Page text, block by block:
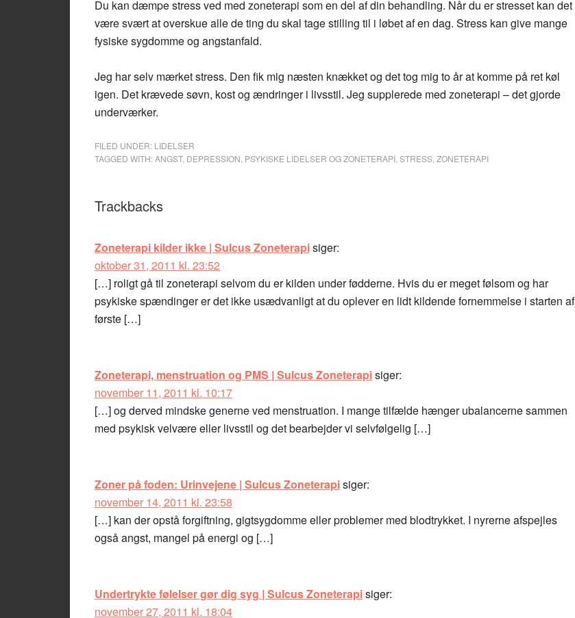
Du kan dæmpe stress ved med zoneterapi som en del af din behandling. Når du er stresset kan det
være svært at overskue alle de ting du skal tage stilling til i løbet af en dag. Stress kan give mange
fysiske sygdomme og angstanfald.
Jeg har selv mærket stress. Den fik mig næsten knækket og det tog mig to år at komme på ret køl
igen. Det krævede søvn, kost og ændringer i livsstil. Jeg supplerede med zoneterapi – det gjorde
underværker.
FILED UNDER: LIDELSER
TAGGED WITH:ANGST, DEPRESSION PSYKISKE LIDELSER OG ZONETERAPI STRESS ZONETERAPI
Trackbacks
Zoneterapi kilder ikke | Sulcus Zoneterapisiger:
oktober 31, 2011 kl. 23:52
[…] roligt gå til zoneterapi selvom du er kilden under fødderne. Hvis du er meget følsom og har
psykiske spændinger er det ikke usædvanligt at du oplever en lidt kildende fornemmelse i starten af
første […]
Zoneterapi, menstruation og PMS | Sulcus Zoneterapisiger:
november 11, 2011 kl. 10:17
[…] og derved mindske generne ved menstruation. I mange tilfælde hænger ubalancerne sammen
med psykisk velvære eller livsstil og det bearbejder vi selvfølgelig […]
Zoner på foden: Urinvejene | Sulcus Zoneterapisiger:
november 14, 2011 kl. 23:58
[…] kan der opstå forgiftning, gigtsygdomme eller problemer med blodtrykket. I nyrerne afspejles
også angst, mangel på energi og […]
Undertrykte følelser gør dig syg | Sulcus Zoneterapisiger:
november 27, 2011 kl. 18:04